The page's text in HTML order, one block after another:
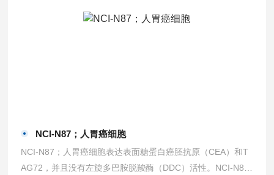
NCI-N87；人胃癌细胞
NCI-N87；人胃癌细胞表达表面糖蛋白癌胚抗原（CEA）和T
AG72，并且没有左旋多巴胺脱羧酶（DDC）活性。NCI-N87